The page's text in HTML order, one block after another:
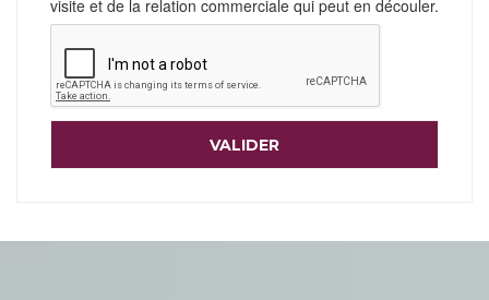
visite et de la relation commerciale qui peut en découler.